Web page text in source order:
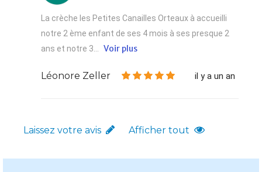
La crèche les Petites Canailles Orteaux à accueilli
notre 2 ème enfant de ses 4 mois à ses presque 2
ans et notre 3... Voir plus
Léonore Zeller il y a un an
Laissez votre avis Afficher tout